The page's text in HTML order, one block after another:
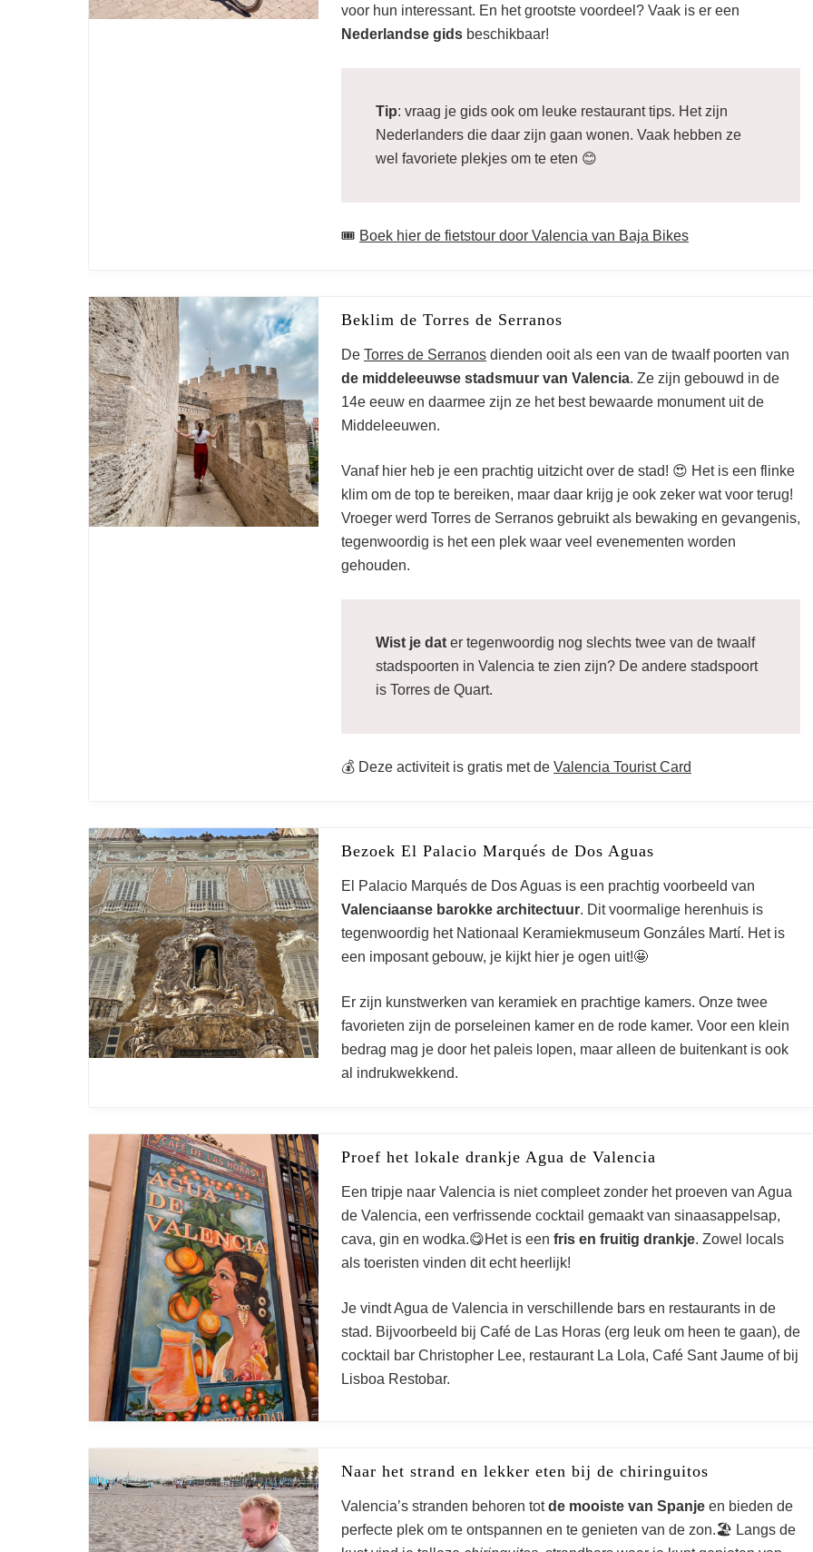
Wat te doen in
Top
voor hun interessant. En het grootste voordeel? Vaak is er een
Nederlandse gids beschikbaar!
Tip: vraag je gids ook om leuke restaurant tips. Het zijn
Nederlanders die daar zijn gaan wonen. Vaak hebben ze
wel favoriete plekjes om te eten 😊
🎟️ Boek hier de fietstour door Valencia van Baja Bikes
Beklim de Torres de Serranos
De Torres de Serranos dienden ooit als een van de twaalf poorten van
de middeleeuwse stadsmuur van Valencia. Ze zijn gebouwd in de
14e eeuw en daarmee zijn ze het best bewaarde monument uit de
Middeleeuwen.
Vanaf hier heb je een prachtig uitzicht over de stad! 😍 Het is een flinke
klim om de top te bereiken, maar daar krijg je ook zeker wat voor terug!
Vroeger werd Torres de Serranos gebruikt als bewaking en gevangenis,
tegenwoordig is het een plek waar veel evenementen worden
gehouden.
Wist je dat er tegenwoordig nog slechts twee van de twaalf
stadspoorten in Valencia te zien zijn? De andere stadspoort
is Torres de Quart.
💰 Deze activiteit is gratis met de Valencia Tourist Card
Bezoek El Palacio Marqués de Dos Aguas
El Palacio Marqués de Dos Aguas is een prachtig voorbeeld van
Valenciaanse barokke architectuur. Dit voormalige herenhuis is
tegenwoordig het Nationaal Keramiekmuseum Gonzáles Martí. Het is
een imposant gebouw, je kijkt hier je ogen uit!🤩
Er zijn kunstwerken van keramiek en prachtige kamers. Onze twee
favorieten zijn de porseleinen kamer en de rode kamer. Voor een klein
bedrag mag je door het paleis lopen, maar alleen de buitenkant is ook
al indrukwekkend.
Proef het lokale drankje Agua de Valencia
Een tripje naar Valencia is niet compleet zonder het proeven van Agua
de Valencia, een verfrissende cocktail gemaakt van sinaasappelsap,
cava, gin en wodka.😋Het is een fris en fruitig drankje. Zowel locals
als toeristen vinden dit echt heerlijk!
Je vindt Agua de Valencia in verschillende bars en restaurants in de
stad. Bijvoorbeeld bij Café de Las Horas (erg leuk om heen te gaan), de
cocktail bar Christopher Lee, restaurant La Lola, Café Sant Jaume of bij
Lisboa Restobar.
Naar het strand en lekker eten bij de chiringuitos
Valencia’s stranden behoren totde mooiste van Spanje en bieden de
perfecte plek om te ontspannen en te genieten van de zon.🏖️ Langs de